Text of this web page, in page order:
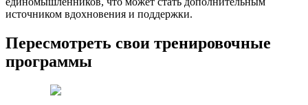
источником вдохновения и поддержки.
Пересмотреть свои тренировочные
программы